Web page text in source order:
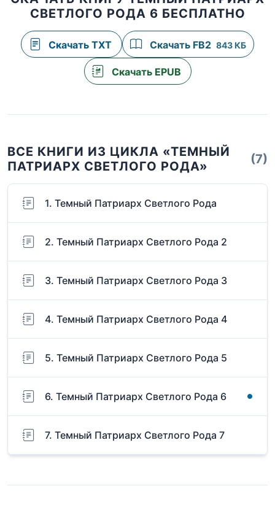
СВЕТЛОГО РОДА 6 БЕСПЛАТНО
Скачать TXT Скачать FB2 843 КБ
Скачать EPUB
ВСЕ КНИГИ ИЗ ЦИКЛА «ТЕМНЫЙ
ПАТРИАРХ СВЕТЛОГО РОДА»
(7)
1. Темный Патриарх Светлого Рода
2. Темный Патриарх Светлого Рода 2
3. Темный Патриарх Светлого Рода 3
4. Темный Патриарх Светлого Рода 4
5. Темный Патриарх Светлого Рода 5
6. Темный Патриарх Светлого Рода 6
7. Темный Патриарх Светлого Рода 7